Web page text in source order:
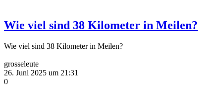
Wie viel sind 38 Kilometer in Meilen?
Wie viel sind 38 Kilometer in Meilen?
grosseleute
26. Juni 2025 um 21:31
0